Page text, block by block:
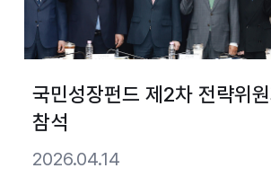
국민성장펀드 제2차 전략위
참석
2026.04.14